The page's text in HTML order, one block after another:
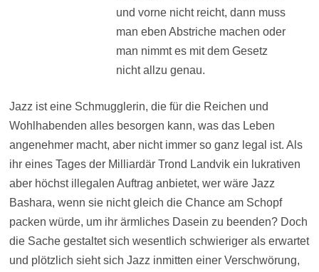
und vorne nicht reicht, dann muss
man eben Abstriche machen oder
man nimmt es mit dem Gesetz
nicht allzu genau.
Jazz ist eine Schmugglerin, die für die Reichen und
Wohlhabenden alles besorgen kann, was das Leben
angenehmer macht, aber nicht immer so ganz legal ist. Als
ihr eines Tages der Milliardär Trond Landvik ein lukrativen
aber höchst illegalen Auftrag anbietet, wer wäre Jazz
Bashara, wenn sie nicht gleich die Chance am Schopf
packen würde, um ihr ärmliches Dasein zu beenden? Doch
die Sache gestaltet sich wesentlich schwieriger als erwartet
und plötzlich sieht sich Jazz inmitten einer Verschwörung,